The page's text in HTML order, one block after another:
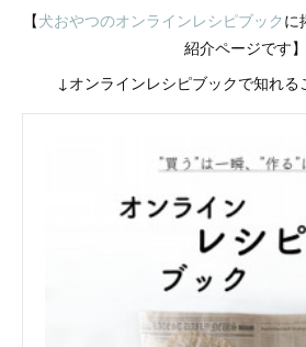
【犬おやつのオンラインレシピブックに
紹介ページです】
↓オンラインレシピブックで知れ